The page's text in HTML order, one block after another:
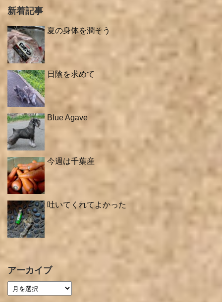
新着記事
夏の身体を潤そう
日陰を求めて
Blue Agave
今週は千葉産
吐いてくれてよかった
アーカイブ